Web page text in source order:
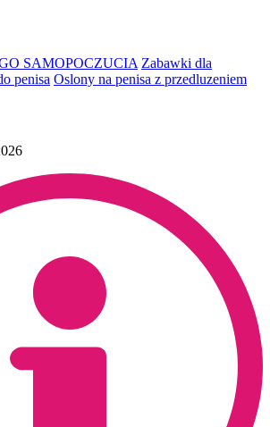
SAMOPOCZUCIA Zabawki dla
penisa Oslony na penisa z przedluzeniem